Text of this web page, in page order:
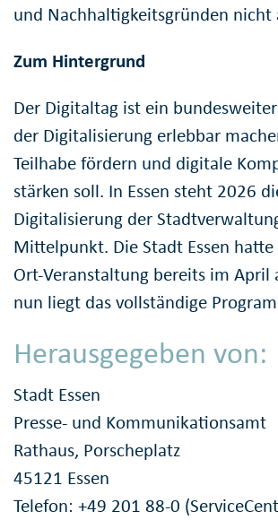
und Nachhaltigkeitsgründen nicht
Zum Hintergrund
Der Digitaltag ist ein
der Digitalisierung erlebbar
Teilhabe fördern und digitale
stärken soll. In Essen steht 2026
Digitalisierung der
Mittelpunkt. Die Stadt Essen
Ort-Veranstaltung bereits im April
nun liegt das vollständige
Herausgegeben von:
Stadt Essen
Presse- und Kommunikationsamt
Rathaus, Porscheplatz
45121 Essen
Telefon: +49 201 88-0